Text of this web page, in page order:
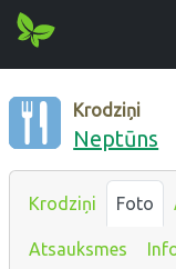
Krodziņi
Neptūns
Krodziņi Foto
Atsauksmes